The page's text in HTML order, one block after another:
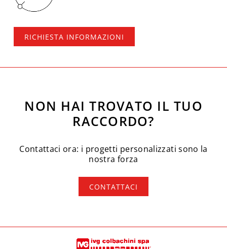
RICHIESTA INFORMAZIONI
NON HAI TROVATO IL TUO
RACCORDO?
Contattaci ora: i progetti personalizzati sono la
nostra forza
CONTATTACI